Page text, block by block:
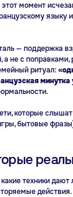
момент
языку
— поддержка
а не с поправками,
ритуал:
минутка
которые
бытовые
техники